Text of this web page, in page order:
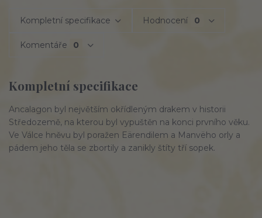
Kompletní specifikace Hodnocení 0
Komentáře 0
Kompletní specifikace
Ancalagon byl největším okřídleným drakem v historii
Středozemě, na kterou byl vypuštěn na konci prvního věku.
Ve Válce hněvu byl poražen Eärendilem a Manvëho orly a
pádem jeho těla se zbortily a zanikly štíty tří sopek.